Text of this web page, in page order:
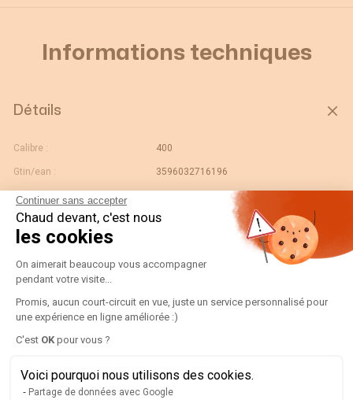
Continuer sans accepter
Chaud devant, c'est nous
les cookies
Plateforme de Gestion du
On aimerait beaucoup vous accompagner
pendant votre visite...
Promis, aucun court-circuit en vue, juste un service personnalisé pour
une expérience en ligne améliorée :)
C'est OK pour vous ?
Voici pourquoi nous utilisons des cookies.
Partage de données avec Google
Informations techniques
Détails
Calibre : 400
Gtin/ean : 3596032716196
Code douane :
Désignation : 18874040-CT IGH ATyS p 4X400A 4NBL
Pays d'origine :
Nombre de pôles : 4
Reference bim link :
https://www.bimandco.com/fr/objets-
Largeur de l'unité
d'emballage :
0.425